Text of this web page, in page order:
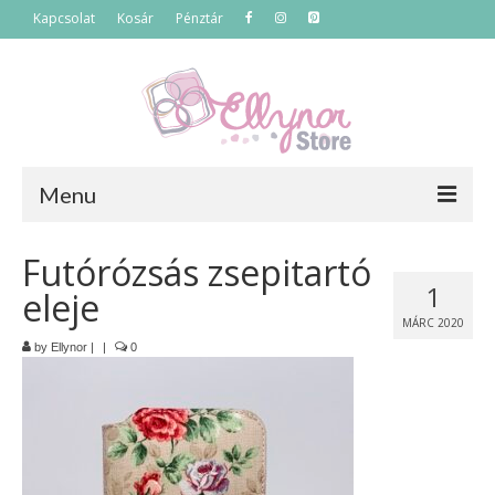
Kapcsolat Kosár Pénztár
Menu
Főoldal
Termékek
Szettek
Táskák
Neszeszerek
1
MÁRC 2020
Futórózsás zsepitartó
eleje
by Ellynor | | 0